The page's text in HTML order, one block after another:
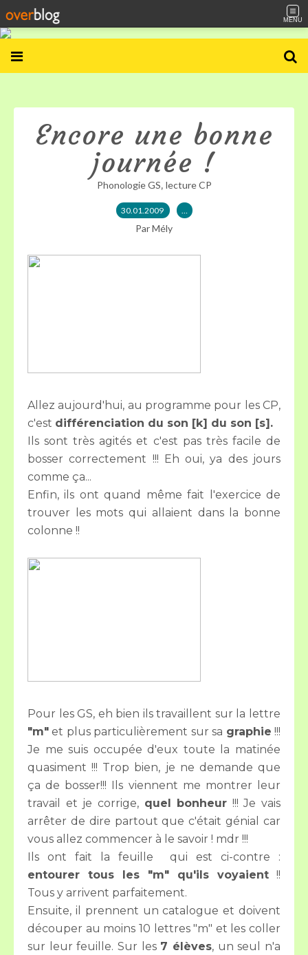
MENU
Encore une bonne
journée !
Phonologie GS, lecture CP
30.01.2009 …
Par Mély
Allez aujourd'hui, au programme pour les CP,
c'est différenciation du son [k] du son [s].
Ils sont très agités et c'est pas très facile de
bosser correctement !!! Eh oui, ya des jours
comme ça...
Enfin, ils ont quand même fait l'exercice de
trouver les mots qui allaient dans la bonne
colonne !!
Pour les GS, eh bien ils travaillent sur la lettre
"m" et plus particulièrement sur sa graphie !!!
Je me suis occupée d'eux toute la matinée
quasiment !!! Trop bien, je ne demande que
ça de bosser!!! Ils viennent me montrer leur
travail et je corrige, quel bonheur !!! Je vais
arrêter de dire partout que c'était génial car
vous allez commencer à le savoir ! mdr !!!
Ils ont fait la feuille qui est ci-contre :
entourer tous les "m" qu'ils voyaient !!
Tous y arrivent parfaitement.
Ensuite, il prennent un catalogue et doivent
découper au moins 10 lettres "m" et les coller
sur leur feuille. Sur les 7 élèves, un seul n'a